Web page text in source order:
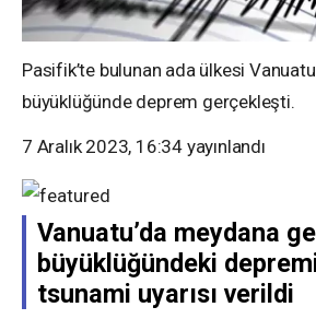
Pasifik’te bulunan ada ülkesi
büyüklüğünde deprem gerçekleşti.
7 Aralık 2023, 16:34 yayınlandı
Vanuatu’da meydana
büyüklüğündeki
tsunami uyarısı verildi